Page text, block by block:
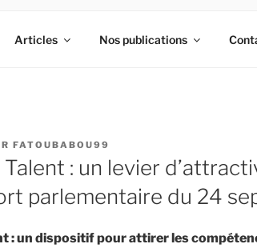
Articles Nos publications
FATOUBABOU99
: un levier
parlementaire du 24
: un dispositif pour attirer les